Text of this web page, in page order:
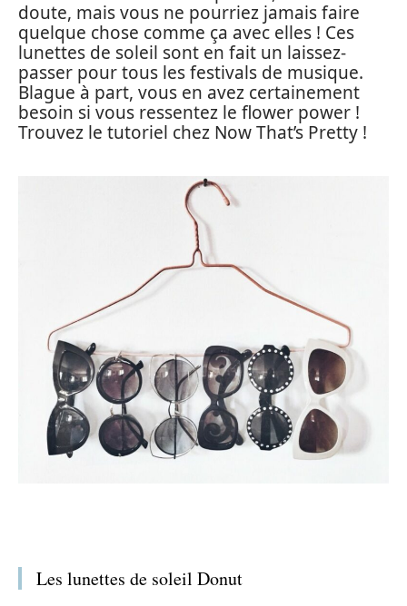
doute, mais vous ne pourriez jamais faire
quelque chose comme ça avec elles ! Ces
lunettes de soleil sont en fait un laissez-
passer pour tous les festivals de musique.
Blague à part, vous en avez certainement
besoin si vous ressentez le flower power !
Trouvez le tutoriel chez Now That’s Pretty !
Les lunettes de soleil Donut